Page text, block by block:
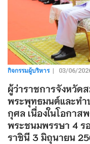
กิจกรรมผู้บริหาร| 03/06/
ผู้ว่าราชการจังหวัด
พระพุทธมนต์และท
กุศล เนื่องในโอกาส
พระชนมพรรษา 4 ร
ราชินี 3 มิถุนายน